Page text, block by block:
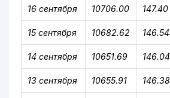
16 сентября 10706.00 147.40
15 сентября 10682.62 146.54
14 сентября 10651.69 146.04
13 сентября 10655.91 146.38